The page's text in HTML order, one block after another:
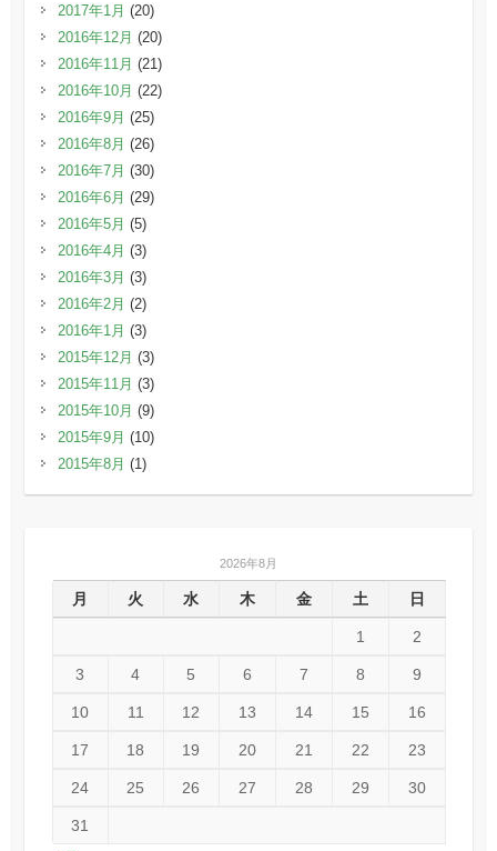
2017年1月 (20)
2016年12月 (20)
2016年11月 (21)
2016年10月 (22)
2016年9月 (25)
2016年8月 (26)
2016年7月 (30)
2016年6月 (29)
2016年5月 (5)
2016年4月 (3)
2016年3月 (3)
2016年2月 (2)
2016年1月 (3)
2015年12月 (3)
2015年11月 (3)
2015年10月 (9)
2015年9月 (10)
2015年8月 (1)
2026年8月
月 火 水 木 金 土 日
1 2
3 4 5 6 7 8 9
10 11 12 13 14 15 16
17 18 19 20 21 22 23
24 25 26 27 28 29 30
31